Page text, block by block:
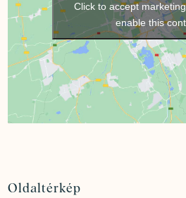
Click to accept
enable this
Oldaltérkép